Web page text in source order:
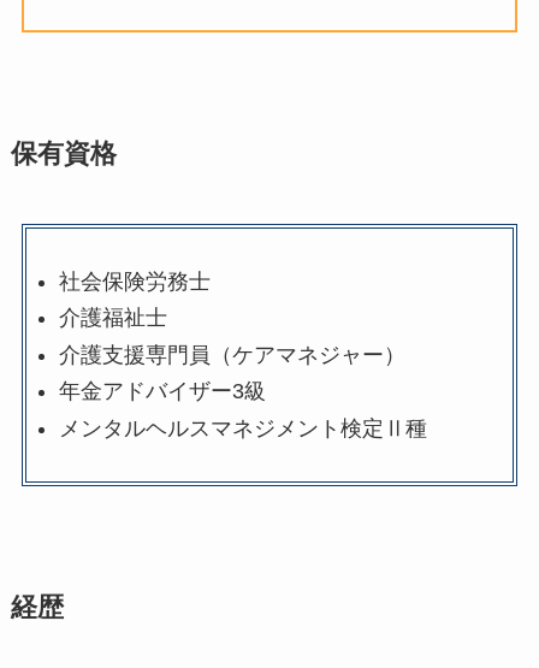
保有資格
社会保険労務士
介護福祉士
介護支援専門員（ケアマネジャー）
年金アドバイザー3級
メンタルヘルスマネジメント検定Ⅱ種
経歴